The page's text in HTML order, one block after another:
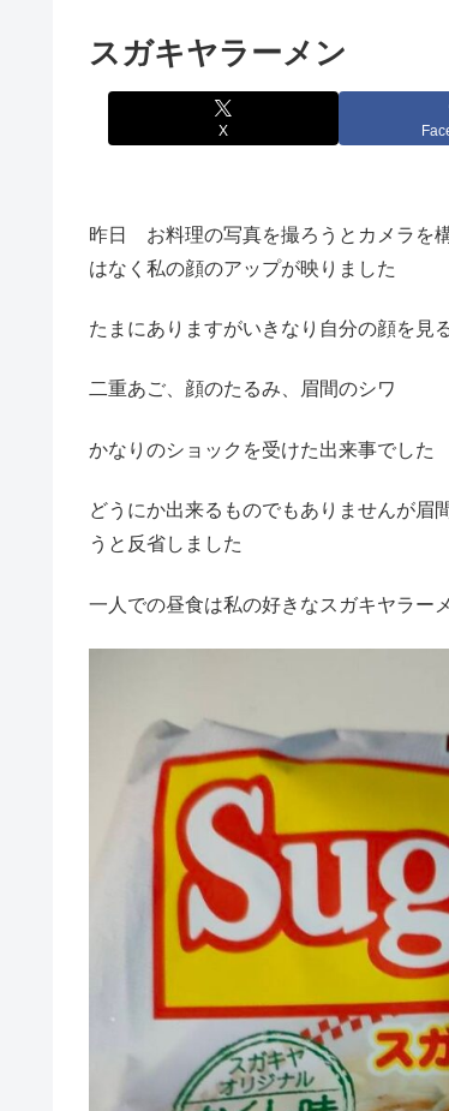
スガキヤラーメン
X
昨日 お料理の写真を撮ろうとカメラを
はなく私の顔のアップが映りました
たまにありますがいきなり自分の顔を見
二重あご、顔のたるみ、眉間のシワ
かなりのショックを受けた出来事でした
どうにか出来るものでもありませんが眉
うと反省しました
一人での昼食は私の好きなスガキヤラー